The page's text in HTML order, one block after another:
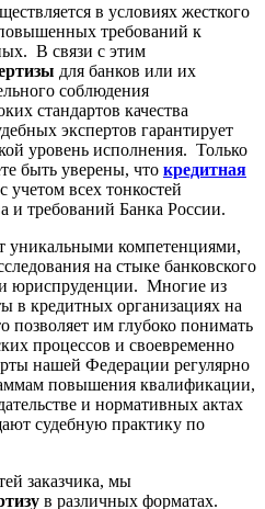
в условиях жесткого
требований к
В связи с этим
для банков или их
соблюдения
стандартов качества
экспертов гарантирует
уровень исполнения. Только
быть уверены, что кредитная
учетом всех тонкостей
и требований Банка России.
уникальными компетенциями,
на стыке банковского
и юриспруденции. Многие из
в кредитных организациях на
позволяет им глубоко понимать
процессов и своевременно
нашей Федерации регулярно
повышения квалификации,
и нормативных актах
судебную практику по
заказчика, мы
в различных форматах.